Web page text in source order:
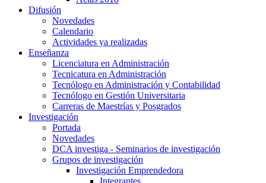
Difusión
Novedades
Calendario
Actividades ya realizadas
Enseñanza
Licenciatura en Administración
Tecnicatura en Administración
Tecnólogo en Administración y Contabilidad
Tecnólogo en Gestión Universitaria
Carreras de Maestrías y Posgrados
Investigación
Portada
Novedades
DCA investiga - Seminarios de investigación
Grupos de investigación
Investigación Emprendedora
Integrantes